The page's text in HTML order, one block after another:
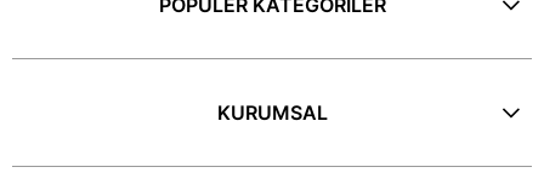
POPÜLER KATEGORİLER
KURUMSAL